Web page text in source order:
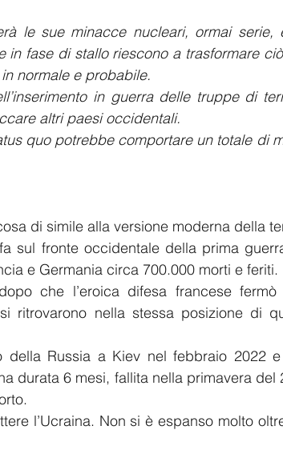
le sue minacce nucleari, ormai serie,
in fase di stallo riescono a trasformare
normale e probabile.
in guerra delle truppe di
altri paesi occidentali.
quo potrebbe comportare un totale di
di simile alla versione moderna della
sul fronte occidentale della prima
e Germania circa 700.000 morti e feriti.
che l’eroica difesa francese fermò
ritrovarono nella stessa posizione di
della Russia a Kiev nel febbraio 2022
durata 6 mesi, fallita nella primavera del
l’Ucraina. Non si è espanso molto